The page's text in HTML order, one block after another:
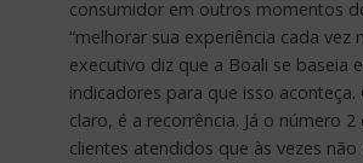
consumidor em outros momentos
“melhorar sua experiência cada vez
executivo diz que a Boali se baseia
indicadores para que isso aconteça.
claro, é a recorrência. Já o número
clientes atendidos que às vezes não